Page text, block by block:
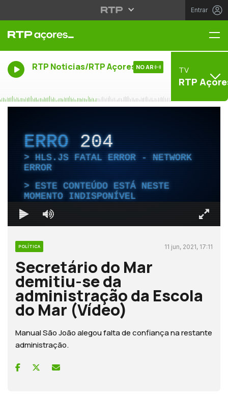
Entrar
RTP Noticias/RTP Açores NO AR TV
RTP
ERRO204
HLS.JS FATAL ERROR - NETWORK
ERROR
ESTE CONTEÚDO ESTÁ NESTE
MOMENTO INDISPONÍVEL
POLÍTICA 11 jun, 2021, 17:11
Secretário do Mar
demitiu-se da
administração da Escola
do Mar (Vídeo)
Manual São João alegou falta de confiança na restante
administração.